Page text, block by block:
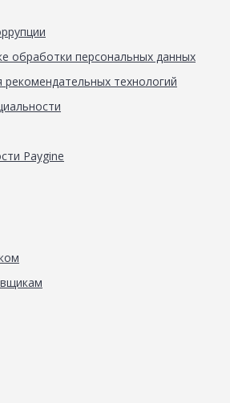
обработки персональных данных
технологий
Paygine